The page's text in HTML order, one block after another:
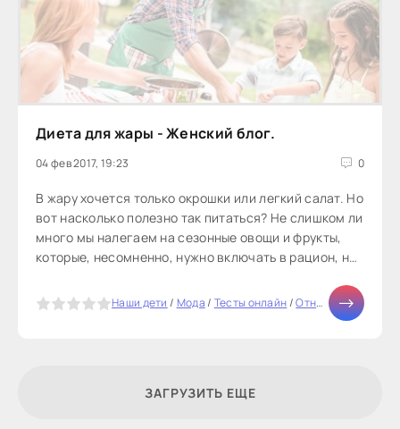
Диета для жары - Женский блог.
04 фев 2017, 19:23 0
В жару хочется только окрошки или легкий салат. Но
вот насколько полезно так питаться? Не слишком ли
много мы налегаем на сезонные овощи и фрукты,
которые, несомненно, нужно включать в рацион, но
Наши дети / Мода/ Тесты онлайн/Отношения /
ЗАГРУЗИТЬ ЕЩЕ